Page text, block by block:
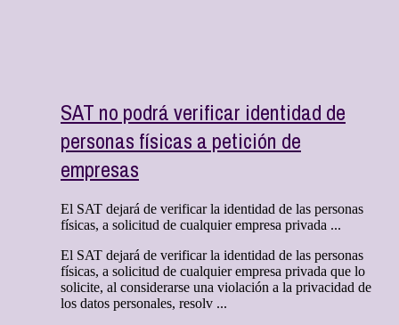
SAT no podrá verificar identidad de
personas físicas a petición de
empresas
El SAT dejará de verificar la identidad de las personas
físicas, a solicitud de cualquier empresa privada ...
El SAT dejará de verificar la identidad de las personas
físicas, a solicitud de cualquier empresa privada que lo
solicite, al considerarse una violación a la privacidad de
los datos personales, resolv ...